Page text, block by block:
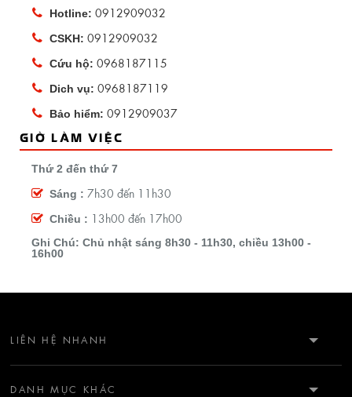
Hotline: 0912909032
CSKH: 0912909032
Cứu hộ: 0968187115
Dich vụ: 0968187119
Bảo hiểm: 0912909037
GIỜ LÀM VIỆC
Thứ 2 đến thứ 7
Sáng : 7h30 đến 11h30
Chiều : 13h00 đến 17h00
Ghi Chú: Chủ nhật sáng 8h30 - 11h30, chiều 13h00 -
16h00
LIÊN HỆ NHANH
DANH MỤC KHÁC